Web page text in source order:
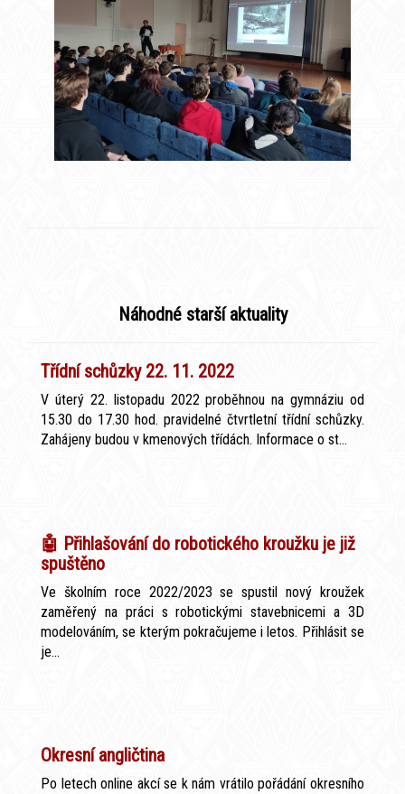
Náhodné starší aktuality
Třídní schůzky 22. 11. 2022
V úterý 22. listopadu 2022 proběhnou na gymnáziu od
15.30 do 17.30 hod. pravidelné čtvrtletní třídní schůzky.
Zahájeny budou v kmenových třídách. Informace o st...
🤖 Přihlašování do robotického kroužku je již
spuštěno
Ve školním roce 2022/2023 se spustil nový kroužek
zaměřený na práci s robotickými stavebnicemi a 3D
modelováním, se kterým pokračujeme i letos. Přihlásit se
je...
Okresní angličtina
Po letech online akcí se k nám vrátilo pořádání okresního